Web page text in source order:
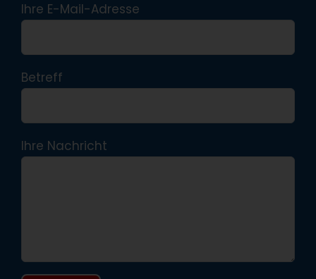
Ihre E-Mail-Adresse
Betreff
Ihre Nachricht